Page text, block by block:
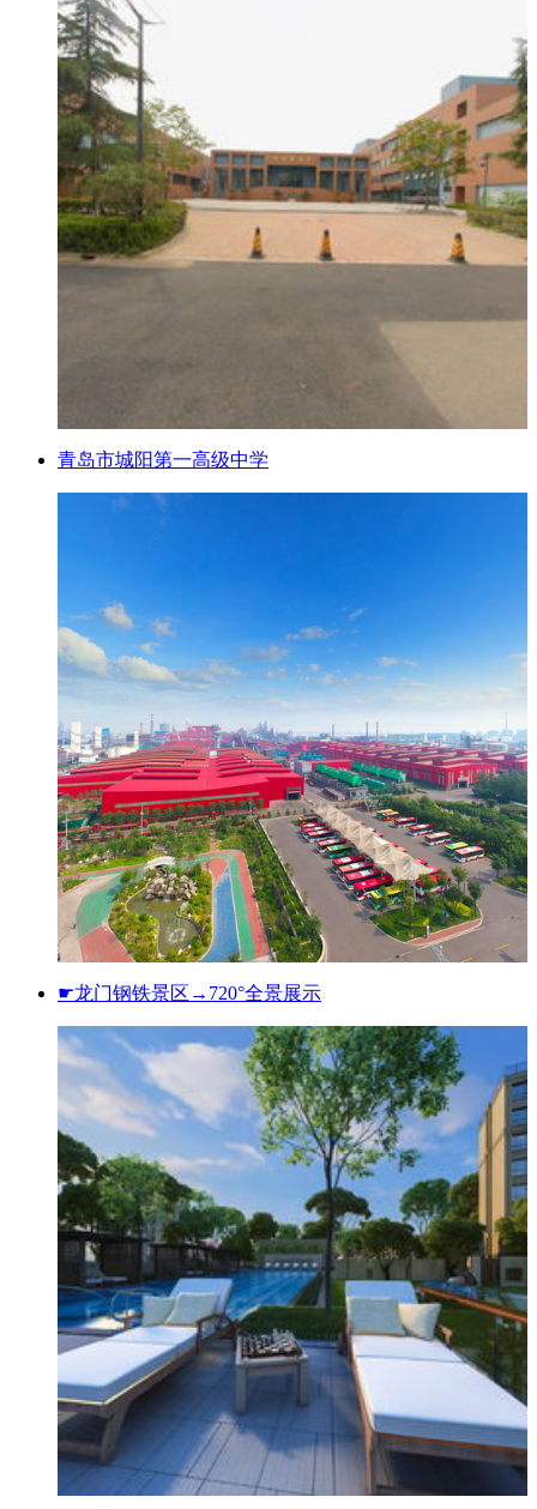
青岛市城阳第一高级中学
☛龙门钢铁景区→720°全景展示